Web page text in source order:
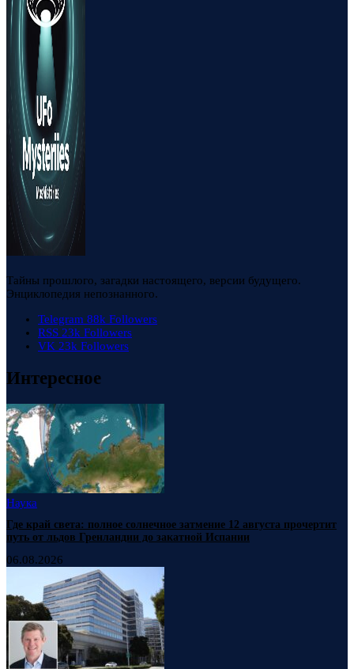
Тайны прошлого, загадки настоящего, версии будущего.
Энциклопедия непознанного.
Telegram 88k Followers
RSS 23k Followers
VK 23k Followers
Интересное
Наука
Где край света: полное солнечное затмение 12 августа прочертит
путь от льдов Гренландии до закатной Испании
06.08.2026